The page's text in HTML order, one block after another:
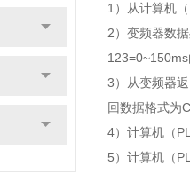
1）从计算机
2）变频器数
3）从变频器
回数据格式为
4）计算机（
5）计算机（